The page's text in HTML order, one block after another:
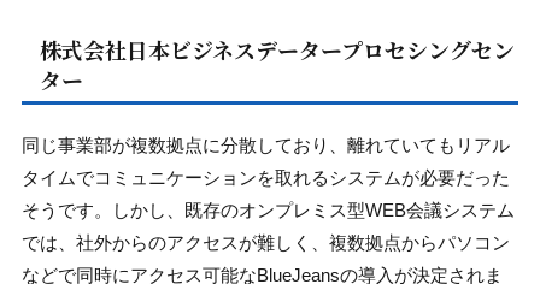
株式会社日本ビジネスデータープロセシングセン
ター
同じ事業部が複数拠点に分散しており、離れていてもリアル
タイムでコミュニケーションを取れるシステムが必要だった
そうです。しかし、既存のオンプレミス型WEB会議システム
では、社外からのアクセスが難しく、複数拠点からパソコン
などで同時にアクセス可能なBlueJeansの導入が決定されま